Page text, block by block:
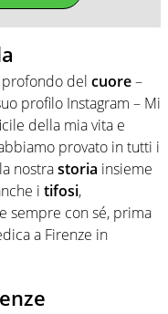
profondo del cuore–
profilo Instagram – Mi
della mia vita e
provato in tutti i
nostrastoria insieme
i tifosi,
sempre con sé, prima
a Firenze in